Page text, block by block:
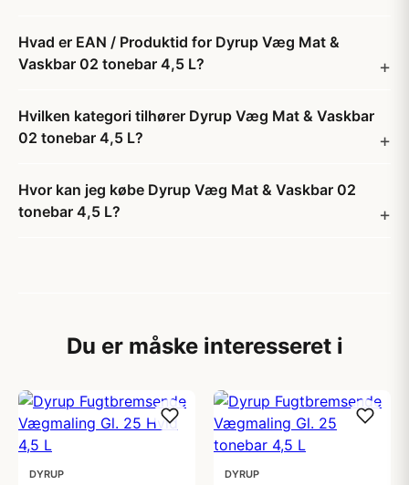
Hvad er EAN / Produktid for Dyrup Væg Mat &
Vaskbar 02 tonebar 4,5 L?
Hvilken kategori tilhører Dyrup Væg Mat & Vaskbar
02 tonebar 4,5 L?
Hvor kan jeg købe Dyrup Væg Mat & Vaskbar 02
tonebar 4,5 L?
Du er måske interesseret i
DYRUP DYRUP